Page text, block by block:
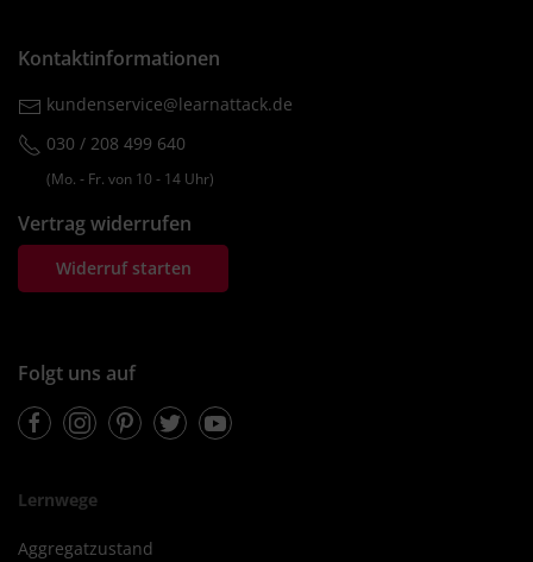
Kontaktinformationen
kundenservice@learnattack.de
030 / 208 499 640
(Mo. ‐ Fr. von 10 ‐ 14 Uhr)
Vertrag widerrufen
Widerruf starten
Folgt uns auf
FacebookInstagramPinterestTwitterYoutube
Lernwege
Aggregatzustand